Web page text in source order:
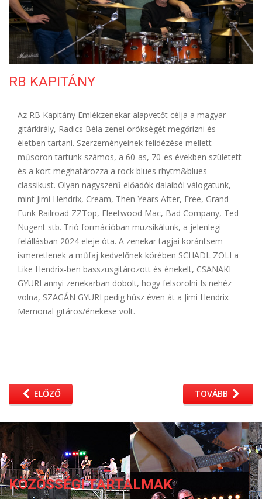
RB KAPITÁNY
Az RB Kapitány Emlékzenekar alapvetőt célja a magyar
gitárkirály, Radics Béla zenei örökségét megőrizni és
életben tartani. Szerzeményeinek felidézése mellett
műsoron tartunk számos, a 60-as, 70-es években született
és a kort meghatározza a rock blues rhytm&blues
classikust. Olyan nagyszerű előadók dalaiból válogatunk,
mint Jimi Hendrix, Cream, Then Years After, Free, Grand
Funk Railroad ZZTop, Fleetwood Mac, Bad Company, Ted
Nugent stb. Trió formációban muzsikálunk, a jelenlegi
felállásban 2024 eleje óta. A zenekar tagjai korántsem
ismeretlenek a műfaj kedvelőnek körében SCHADL ZOLI a
Like Hendrix-ben basszusgitározott és énekelt, CSANAKI
GYURI annyi zenekarban dobolt, hogy felsorolni Is nehéz
volna, SZAGÁN GYURI pedig húsz éven át a Jimi Hendrix
Memorial gitáros/énekese volt.
ELŐZŐ TOVÁBB
KÖZÖSSÉGI TARTALMAK